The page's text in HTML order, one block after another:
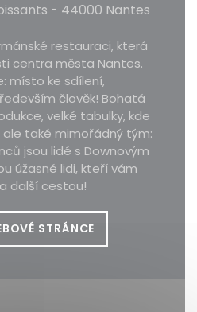
- 44000 Nantes
restauraci, která
centra města Nantes.
místo ke sdílení,
člověk! Bohatá
velké tabulky, kde
ale také mimořádný tým:
jsou lidé s Downovým
úžasné lidi, kteří vám
další cestou!
STRÁNCE